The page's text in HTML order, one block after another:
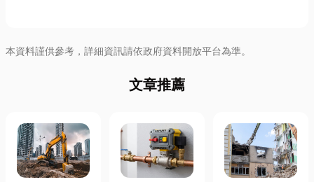
本資料謹供參考，詳細資訊請依政府資料開放平台為準。
文章推薦